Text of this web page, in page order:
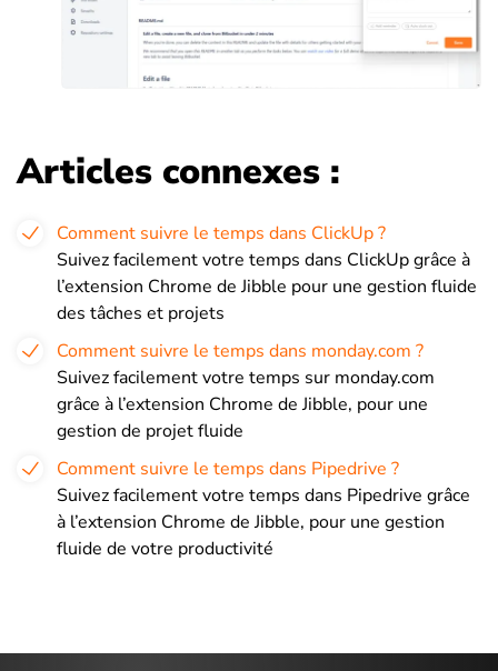
Articles connexes :
Comment suivre le temps dans ClickUp ?
Suivez facilement votre temps dans ClickUp grâce à
l’extension Chrome de Jibble pour une gestion fluide
des tâches et projets
Comment suivre le temps dans monday.com ?
Suivez facilement votre temps sur monday.com
grâce à l’extension Chrome de Jibble, pour une
gestion de projet fluide
Comment suivre le temps dans Pipedrive ?
Suivez facilement votre temps dans Pipedrive grâce
à l’extension Chrome de Jibble, pour une gestion
fluide de votre productivité